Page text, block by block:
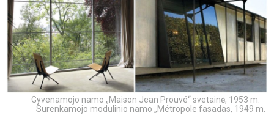
Gyvenamojo namo „Maison Jean Prouvé“ svetainė, 1953 m.
Surenkamojo modulinio namo „Métropole fasadas, 1949 m.